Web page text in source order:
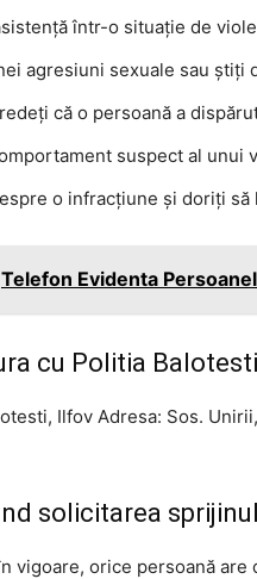
într-o situație de
agresiuni sexuale sau știți
că o persoană a
suspect al unui
o infracțiune și doriți
Telefon Evidenta
cu Politia
Ilfov Adresa: Sos.
solicitarea
vigoare, orice persoană